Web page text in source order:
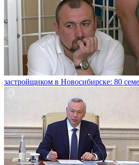
застройщиком в Новосибирске: 80